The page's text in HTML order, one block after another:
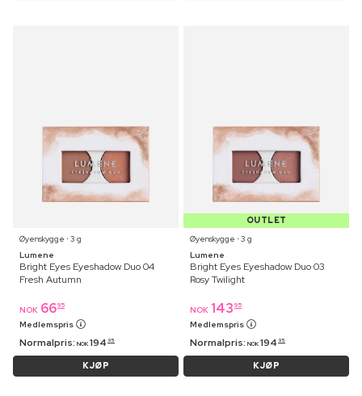
Øyenskygge ⋅ 3 g
Lumene
Bright Eyes Eyeshadow Duo 04
Fresh Autumn
NOK 6695
Medlemspris
Normalpris: NOK 194 95
KJØP
OUTLET
Øyenskygge ⋅ 3 g
Lumene
Bright Eyes Eyeshadow Duo 03
Rosy Twilight
NOK 143 95
Medlemspris
Normalpris: NOK 194 95
KJØP